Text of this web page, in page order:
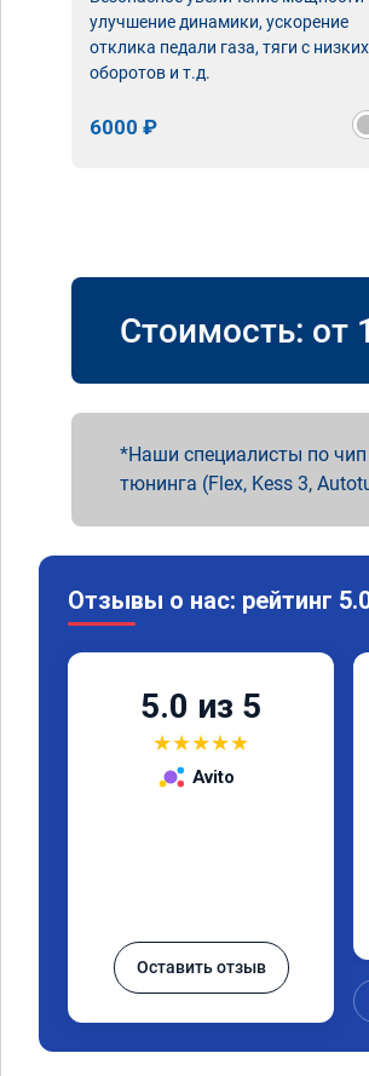
улучшение динамики, ускорение
отклика педали газа, тяги с низких
оборотов и т.д.
6000 ₽
Стоимость: от
Наши специалисты по
тюнинга (Flex, Kess 3,
Отзывы о нас: рейтинг
5.0 из 5
★★★★★
Avito
Оставить отзыв